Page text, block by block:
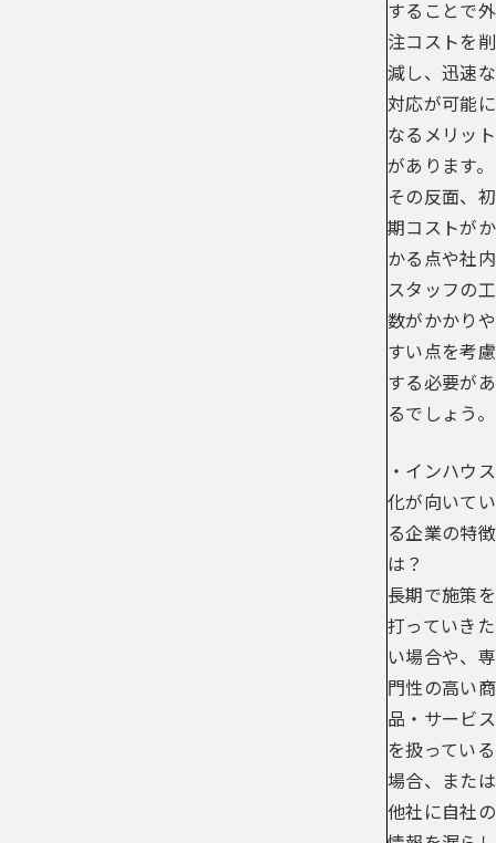
することで外
注コストを削
減し、迅速な
対応が可能に
なるメリット
があります。
その反面、初
期コストがか
かる点や社内
スタッフの工
数がかかりや
すい点を考慮
する必要があ
るでしょう。
・インハウス
化が向いてい
る企業の特徴
は？
長期で施策を
打っていきた
い場合や、専
門性の高い商
品・サービス
を扱っている
場合、または
他社に自社の